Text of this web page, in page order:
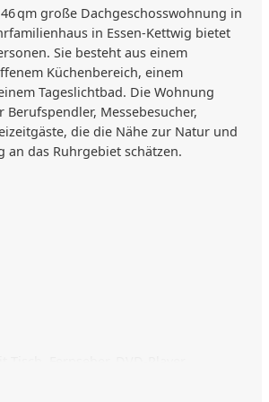
qm große Dachgeschosswohnung in
in Essen-Kettwig bietet
Sie besteht aus einem
Küchenbereich, einem
Tageslichtbad. Die Wohnung
Messebesucher,
die die Nähe zur Natur und
an das Ruhrgebiet schätzen.
offener Küchenanschluss